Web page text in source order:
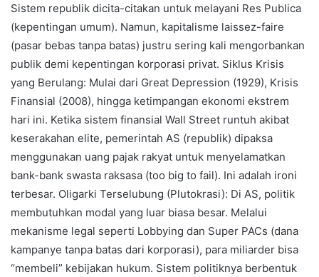
Sistem republik dicita-citakan untuk melayani Res Publica
(kepentingan umum). Namun, kapitalisme laissez-faire
(pasar bebas tanpa batas) justru sering kali mengorbankan
publik demi kepentingan korporasi privat. Siklus Krisis
yang Berulang: Mulai dari Great Depression (1929), Krisis
Finansial (2008), hingga ketimpangan ekonomi ekstrem
hari ini. Ketika sistem finansial Wall Street runtuh akibat
keserakahan elite, pemerintah AS (republik) dipaksa
menggunakan uang pajak rakyat untuk menyelamatkan
bank-bank swasta raksasa (too big to fail). Ini adalah ironi
terbesar. Oligarki Terselubung (Plutokrasi): Di AS, politik
membutuhkan modal yang luar biasa besar. Melalui
mekanisme legal seperti Lobbying dan Super PACs (dana
kampanye tanpa batas dari korporasi), para miliarder bisa
“membeli” kebijakan hukum. Sistem politiknya berbentuk